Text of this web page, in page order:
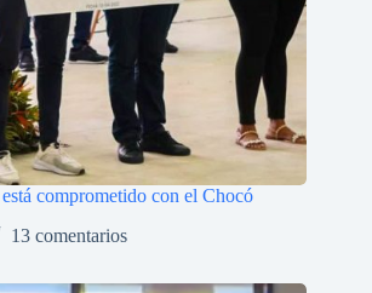
comprometido con el Chocó
13 comentarios